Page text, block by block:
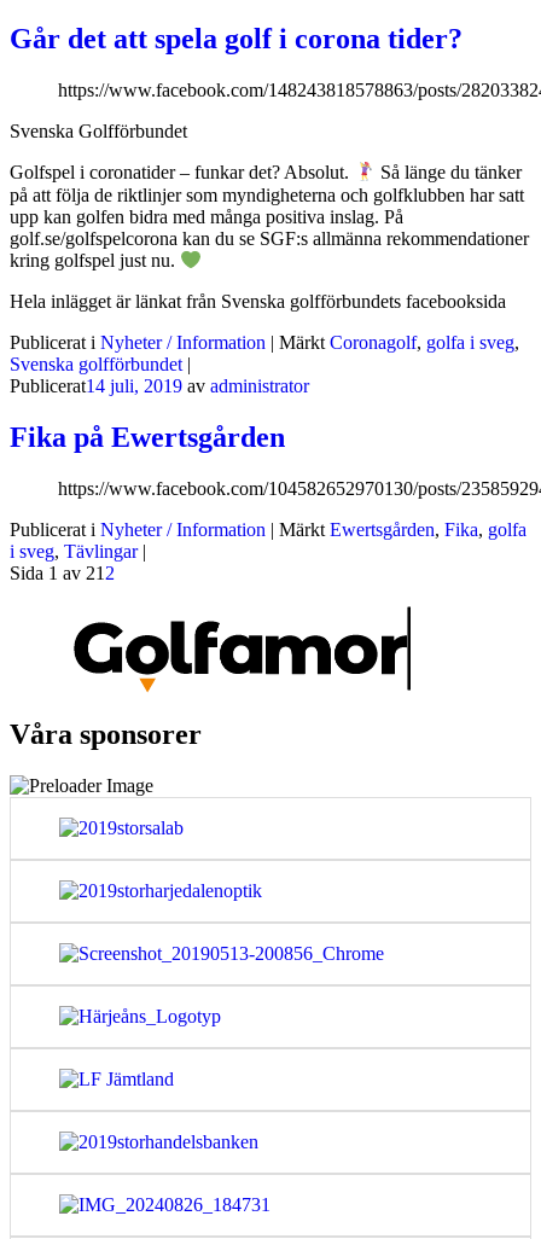
Går det att spela golf i corona tider?
https://www.facebook.com/148243818578863/posts/
Svenska Golfförbundet
Golfspel i coronatider – funkar det? Absolut.
Så länge du tänker
på att följa de riktlinjer som myndigheterna och golfklubben har satt
upp kan golfen bidra med många positiva inslag. På
golf.se/golfspelcorona kan du se SGF:s allmänna rekommendationer
kring golfspel just nu.
Hela inlägget är länkat från Svenska golfförbundets facebooksida
Publicerat i Nyheter / Information | Märkt Coronagolf, golfa i sveg,
Svenska golfförbundet |
Publicerat14 juli, 2019 av administrator
Fika på Ewertsgården
https://www.facebook.com/104582652970130/posts/
Publicerat i Nyheter / Information | Märkt Ewertsgården, Fika, golfa
i sveg, Tävlingar |
Sida 1 av 21 2
Våra sponsorer